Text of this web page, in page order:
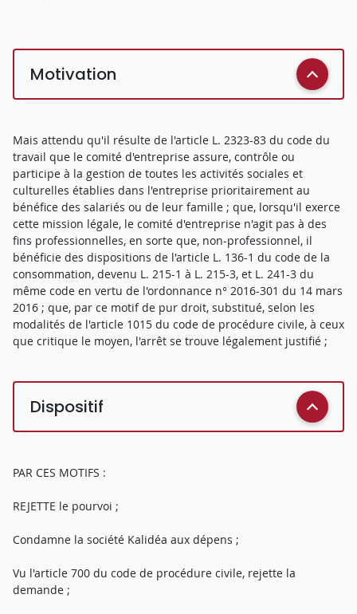
Motivation
Mais attendu qu'il résulte de l'article L. 2323-83 du code du
travail que le comité d'entreprise assure, contrôle ou
participe à la gestion de toutes les activités sociales et
culturelles établies dans l'entreprise prioritairement au
bénéfice des salariés ou de leur famille ; que, lorsqu'il exerce
cette mission légale, le comité d'entreprise n'agit pas à des
fins professionnelles, en sorte que, non-professionnel, il
bénéficie des dispositions de l'article L. 136-1 du code de la
consommation, devenu L. 215-1 à L. 215-3, et L. 241-3 du
même code en vertu de l'ordonnance n° 2016-301 du 14 mars
2016 ; que, par ce motif de pur droit, substitué, selon les
modalités de l'article 1015 du code de procédure civile, à ceux
que critique le moyen, l'arrêt se trouve légalement justifié ;
Dispositif
PAR CES MOTIFS :
REJETTE le pourvoi ;
Condamne la société Kalidéa aux dépens ;
Vu l'article 700 du code de procédure civile, rejette la
demande ;